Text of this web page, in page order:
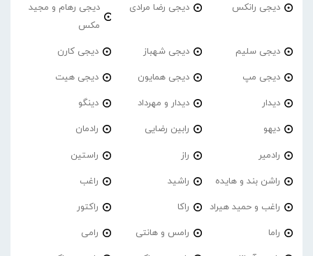
دیجی رانکس دیجی رضا مرادی
دیجی رهام و مجید
مکس
دیجی سلیم دیجی شهباز دیجی کارن
دیجی مپ دیجی همایون دیجی هیت
دیدار دیدار و مهرداد دینگو
دیهو رابین رضایی رادمان
رادمیر راز راستین
راشن بند و هایده راشید راغب
راغب و حمید هیراد راکا راکتور
راما رامس و هانتی رامی